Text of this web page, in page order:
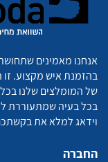
אנחנו מאמינים
בהזמנת איש מקצוע.
של המומלצים שלנו
בכל בעיה שמתעוררת
וידאג למלא את
החברה